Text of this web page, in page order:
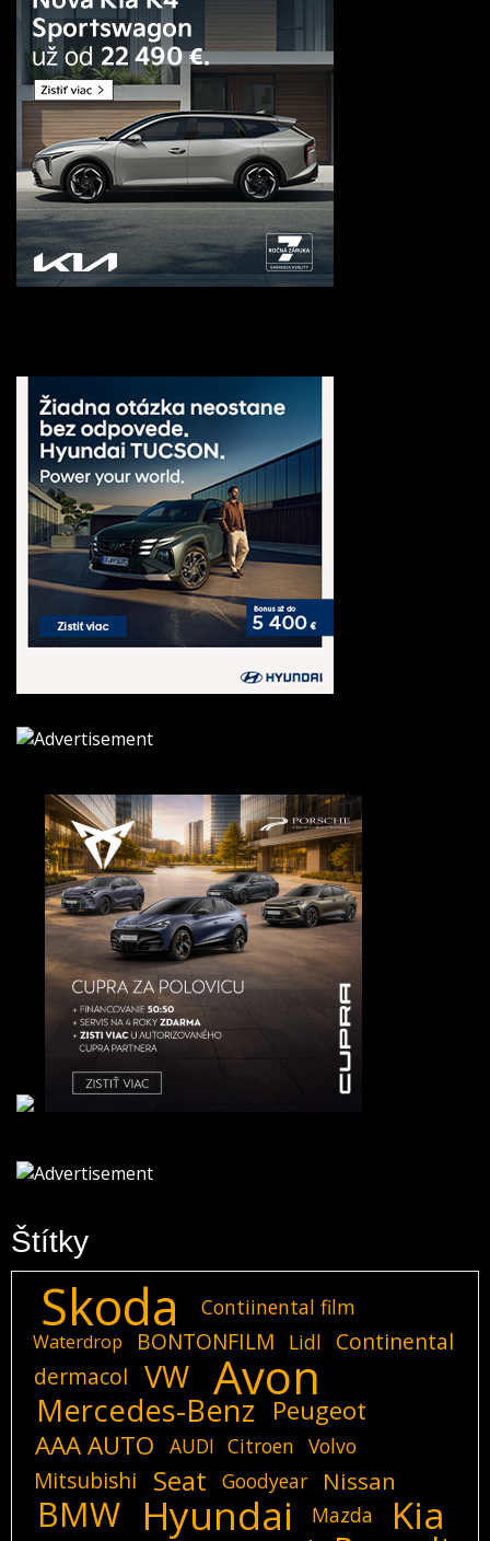
Štítky
Skoda Contiinental film
Waterdrop BONTONFILM Lidl
Continental
dermacol
VW Avon
Mercedes-Benz
Peugeot
AAA AUTO
AUDI Citroen Volvo
Mitsubishi Seat Goodyear Nissan
BMW Hyundai Mazda Kia